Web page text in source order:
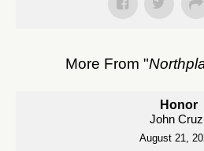
More From "
Honor
John Cruz
August 21,